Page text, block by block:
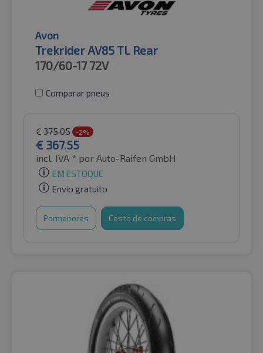
Avon
Trekrider AV85 TL Rear
170/60-17 72V
Comparar pneus
€ 375.05 -2%
€ 367.55
incl. IVA * por Auto-Raifen GmbH
EM ESTOQUE
Envio gratuito
Pormenores Cesto de compras